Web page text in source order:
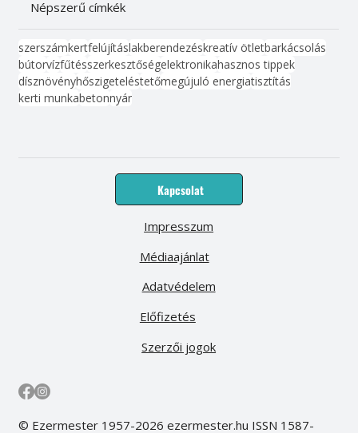
Népszerű címkék
szerszámkertfelújításlakberendezéskreatív ötletbarkácsolás
bútorvízfűtésszerkesztőségelektronikahasznos tippek
dísznövényhőszigeteléstetőmegújuló energiatisztítás
kerti munkabetonnyár
Kapcsolat
Médiaajánlat
Előfizetés
Impresszum
Adatvédelem
Szerzői jogok
© Ezermester 1957-2026 ezermester.hu ISSN 1587-